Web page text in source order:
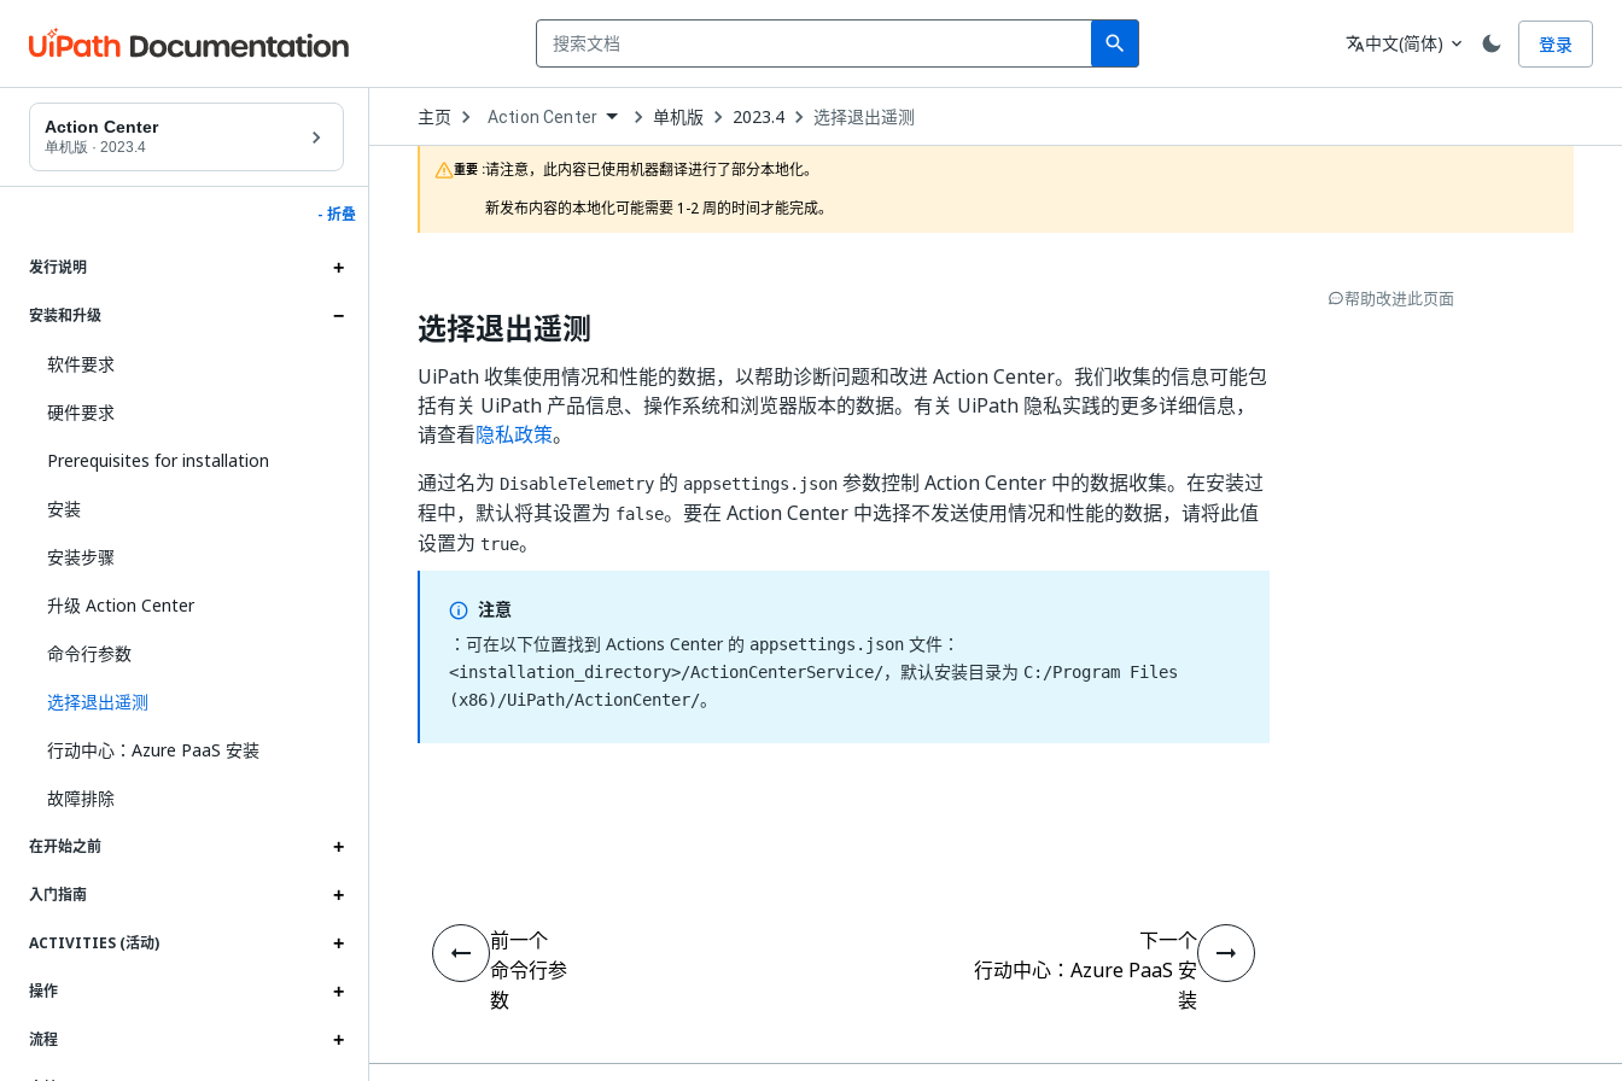
search
Search 语言
translate中文(简体) expand_more 登录
Action Center
单机版 · 2023.4
- 折叠
发行说明
安装和升级
软件要求
硬件要求
Prerequisites for installation
安装
安装步骤
升级 Action Center
命令行参数
选择退出遥测
行动中心：Azure PaaS 安装
故障排除
在开始之前
入门指南
ACTIVITIES (活动)
操作
流程
主页 Open
Dropdown
to
choose
product
Action Center 单机版 2023.4 选择退出遥测
重要 :请注意，此内容已使用机器翻译进行了部分本地化。
新发布内容的本地化可能需要 1-2 周的时间才能完成。
选择退出遥测
UiPath 收集使用情况和性能的数据，以帮助诊断问题和改进 Action Center。我们收集的信息可能包
括有关 UiPath 产品信息、操作系统和浏览器版本的数据。有关 UiPath 隐私实践的更多详细信息，
请查看隐私政策。
通过名为 DisableTelemetry 的 appsettings.json 参数控制 Action Center 中的数据收集。在安装过
程中，默认将其设置为 false。要在 Action Center 中选择不发送使用情况和性能的数据，请将此值
设置为 true。
注意
：可在以下位置找到 Actions Center 的 appsettings.json 文件：
<installation_directory>/ActionCenterService/，默认安装目录为 C:/Program Files
(x86)/UiPath/ActionCenter/。
帮助改进此页面
前一个
命令行参
数
下一个
行动中心：Azure PaaS 安
装